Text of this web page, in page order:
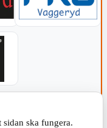
ska fungera.